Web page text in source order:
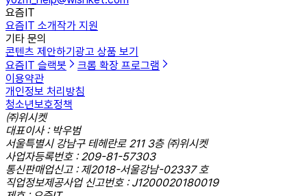
요즘IT
요즘IT 소개작가 지원
기타 문의
콘텐츠 제안하기 광고 상품 보기
요즘IT 슬랙봇
크롬 확장 프로그램
이용약관
개인정보 처리방침
청소년보호정책
㈜위시켓
대표이사 : 박우범
서울특별시 강남구 테헤란로 211 3층 ㈜위시켓
사업자등록번호 : 209-81-57303
통신판매업신고 : 제2018-서울강남-02337 호
직업정보제공사업 신고번호 : J1200020180019